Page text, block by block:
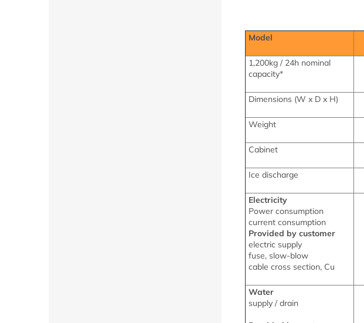
Model
1,200kg / 24h nominal
capacity*
Dimensions (W x D x H)
Weight
Cabinet
Ice discharge
Electricity
Power consumption
current consumption
Provided by customer
electric supply
fuse, slow-blow
cable cross section, Cu
Water
supply / drain